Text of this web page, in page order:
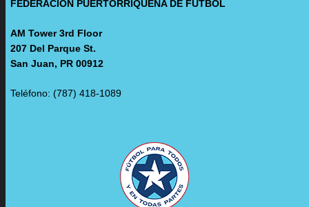
FEDERACIÓN PUERTORRIQUEÑA DE FÚTBOL
AM Tower 3rd Floor
207 Del Parque St.
San Juan, PR 00912
Teléfono: (787) 418-1089